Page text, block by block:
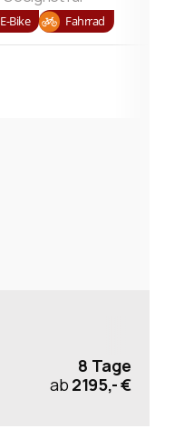
E-Bike Fahrrad
8 Tage
ab 2195,- €